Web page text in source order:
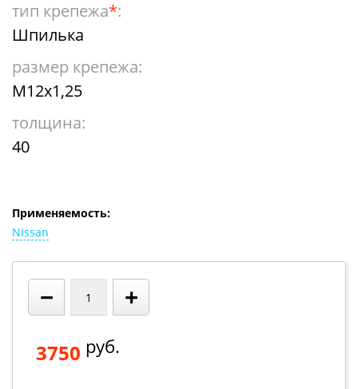
тип крепежа*:
Шпилька
размер крепежа:
М12х1,25
толщина:
40
Применяемость:
Nissan
− +
3750 руб.